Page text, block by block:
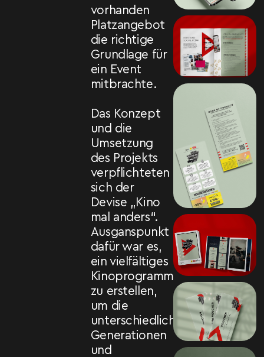
vorhanden
Platzangebot
die richtige
Grundlage für
ein Event
mitbrachte.
Das Konzept
und die
Umsetzung
des Projekts
verpflichteten
sich der
Devise „Kino
mal anders“.
Ausganspunkt
dafür war es,
ein vielfältiges
Kinoprogramm
zu erstellen,
um die
unterschiedlichsten
Generationen
und